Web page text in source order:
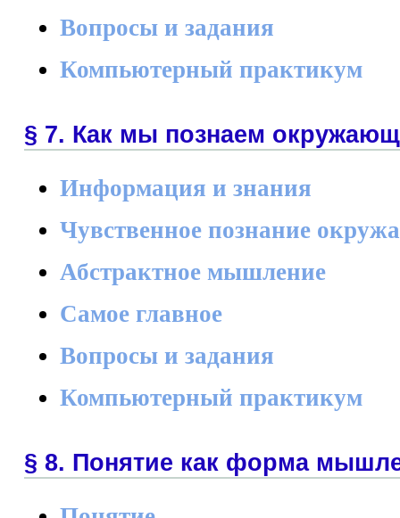
Вопросы и задания
Компьютерный практикум
§ 7. Как мы познаем
Информация и знания
Чувственное познание
Абстрактное мышление
Самое главное
Вопросы и задания
Компьютерный практикум
§ 8. Понятие как форма